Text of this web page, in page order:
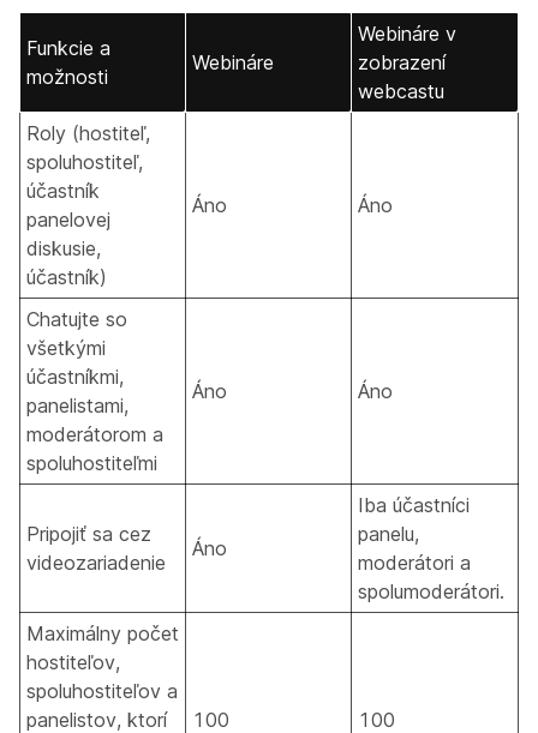
Funkcie a
možnosti
Webináre
Webináre v
zobrazení
webcastu
Roly (hostiteľ,
spoluhostiteľ,
účastník
panelovej
diskusie,
účastník)
Áno Áno
Chatujte so
všetkými
účastníkmi,
panelistami,
moderátorom a
spoluhostiteľmi
Áno Áno
Pripojiť sa cez
videozariadenie
Áno
Iba účastníci
panelu,
moderátori a
spolumoderátori.
Maximálny počet
hostiteľov,
spoluhostiteľov a
panelistov, ktorí
100 100